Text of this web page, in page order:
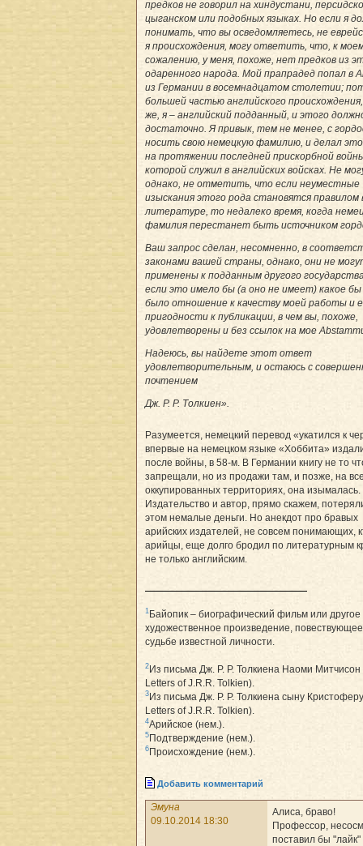
предков не говорил на хиндустани,
цыганском или подобных языках. Но если я
понимать, что вы осведомляетесь, не
я происхождения, могу ответить, что, к
сожалению, у меня, похоже, нет предков из
одаренного народа. Мой прапрадед попал в
из Германии в восемнадцатом столетии;
большей частью английского
же, я – английский подданный, и этого
достаточно. Я привык, тем не менее, с
носить свою немецкую фамилию, и делал
на протяжении последней прискорбной
которой служил в английских войсках. Не
однако, не отметить, что если неуместные
изыскания этого рода становятся правилом
литературе, то недалеко время, когда
фамилия перестанет быть источником
Ваш запрос сделан, несомненно, в
законами вашей страны, однако, они не
применены к подданным другого
если это имело бы (а оно не имеет) какое
было отношение к качеству моей работы и
пригодности к публикации, в чем вы, похоже,
удовлетворены и без ссылок на мое
Надеюсь, вы найдете этот ответ
удовлетворительным, и остаюсь с
почтением
Дж. Р. Р. Толкиен».
Разумеется, немецкий перевод «укатился к
впервые на немецком языке «Хоббита»
после войны, в 58-м. В Германии книгу не то
запрещали, но из продажи там, и позже, на
оккупированных территориях, она изымалась.
Издательство и автор, прямо скажем,
этом немалые деньги. Но анекдот про бравых
арийских издателей, не совсем понимающих,
арийцы, еще долго бродил по литературным
не только английским.
1Байопик – биографический фильм или другое
художественное произведение,
судьбе известной личности.
2Из письма Дж. Р. Р. Толкиена Наоми Митчисон
Letters of J.R.R. Tolkien).
3Из письма Дж. Р. Р. Толкиена сыну
Letters of J.R.R. Tolkien).
4Арийское (нем.).
5Подтверждение (нем.).
6Происхождение (нем.).
Добавить комментарий
Эмуна
09.10.2014 18:30
Алиса, браво!
Профессор,
поставил бы "лайк"